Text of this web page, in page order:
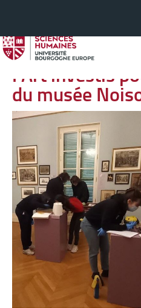
06 DÉC 2023
Des étudiants
l’Art investis
du musée